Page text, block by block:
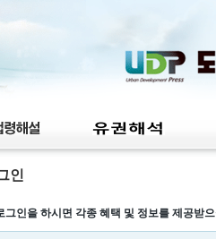
인
그인을 하시면 각종 혜택 및 정보를 제공받